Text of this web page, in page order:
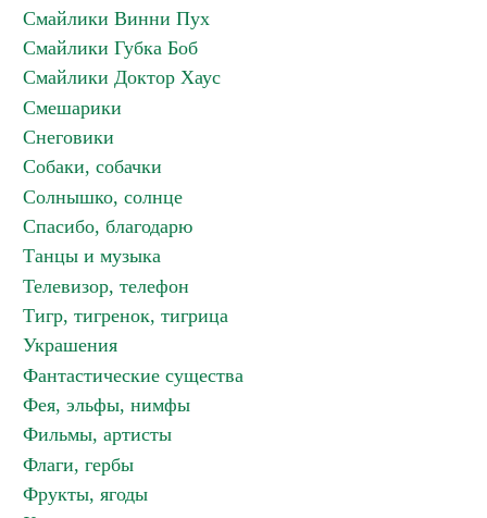
Смайлики Винни Пух
Смайлики Губка Боб
Смайлики Доктор Хаус
Смешарики
Снеговики
Собаки, собачки
Солнышко, солнце
Спасибо, благодарю
Танцы и музыка
Телевизор, телефон
Тигр, тигренок, тигрица
Украшения
Фантастические существа
Фея, эльфы, нимфы
Фильмы, артисты
Флаги, гербы
Фрукты, ягоды